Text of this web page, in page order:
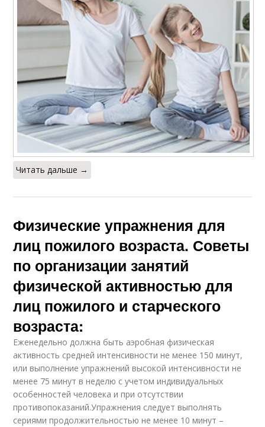
Читать дальше →
Физические упражнения для
лиц пожилого возраста. Советы
по организации занятий
физической активностью для
лиц пожилого и старческого
возраста:
Еженедельно должна быть аэробная физическая
активность средней интенсивности не менее 150 минут,
или выполнение упражнений высокой интенсивности не
менее 75 минут в неделю с учетом индивидуальных
особенностей человека и при отсутствии
противопоказаний.Упражнения следует выполнять
сериями продолжительностью не менее 10 минут –